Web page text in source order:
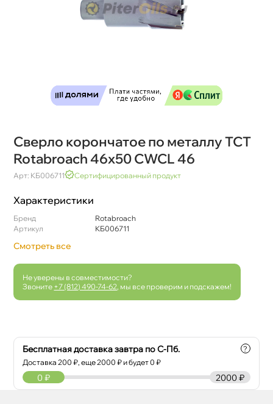
Сверло корончатое по металлу TCT
Rotabroach 46х50 CWCL 46
Арт: КБ006711 Сертифицированный продукт
Характеристики
Бренд
Rotabroach
Артикул
КБ006711
Смотреть все
Не уверены в совместимости?
Звоните +7 (812) 490-74-62 , мы все проверим и подскажем!
Бесплатная доставка завтра по С-Пб.
Доставка200 ₽, еще2000 ₽ и будет 0 ₽
?
2000 ₽
0 ₽